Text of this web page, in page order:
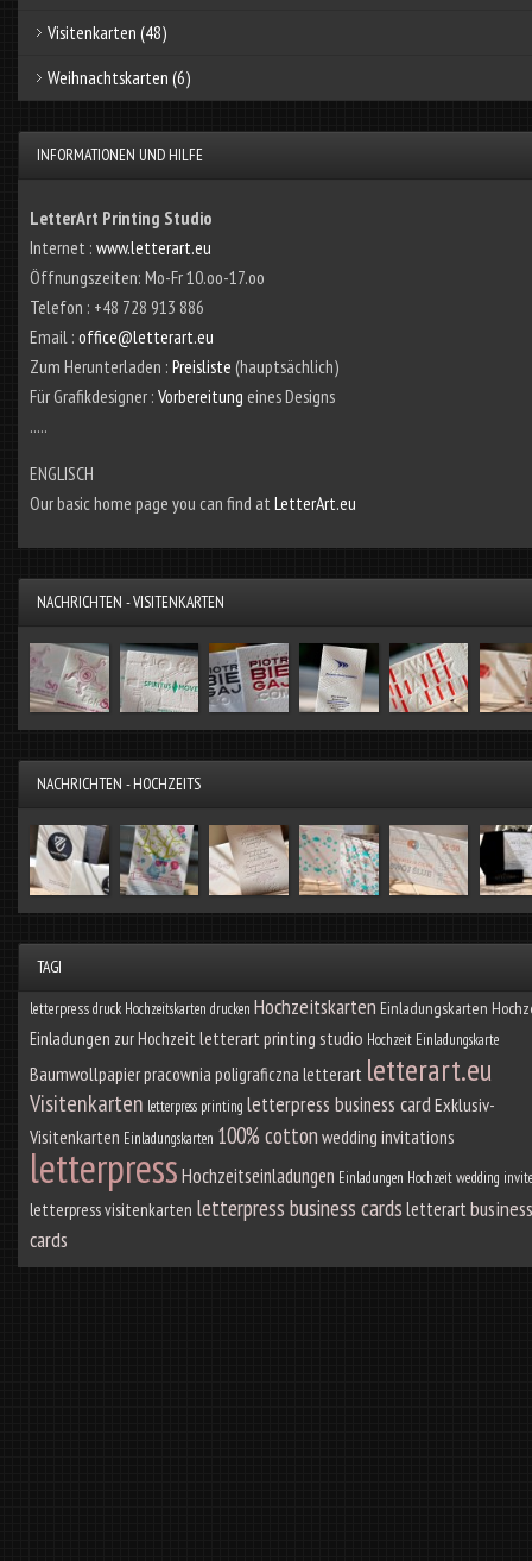
Visitenkarten (48)
Weihnachtskarten (6)
INFORMATIONEN UND HILFE
LetterArt Printing Studio
Internet : www.letterart.eu
Öffnungszeiten: Mo-Fr 10.oo-17.oo
Telefon : +48 728 913 886
Email : office@letterart.eu
Zum Herunterladen : Preisliste (hauptsächlich)
Für Grafikdesigner : Vorbereitung eines Designs
.....
ENGLISCH
Our basic home page you can find at LetterArt.eu
NACHRICHTEN - VISITENKARTEN
NACHRICHTEN - HOCHZEITS
TAGI
letterpress druck Hochzeitskarten drucken Hochzeitskarten Einladungskarten
Einladungen zur Hochzeit letterart printing studio Hochzeit Einladungskarte
Baumwollpapierpracownia poligraficzna letterart letterart.eu
Visitenkarten letterpress printing letterpress business card Exklusiv-
Visitenkarten Einladungskarten 100% cotton wedding invitations
letterpressHochzeitseinladungen Einladungen Hochzeitwedding
letterpress visitenkarten letterpress business cardsletterartbusiness
cards